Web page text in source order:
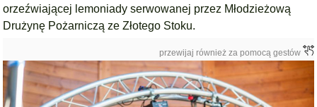
orzeźwiającej lemoniady serwowanej przez Młodzieżową
Drużynę Pożarniczą ze Złotego Stoku.
przewijaj również za pomocą gestów